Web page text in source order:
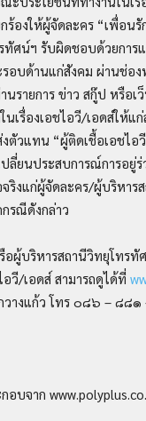
ร้องให้ผู้จัดละคร “เพื่อน
ทัศน์ฯ รับผิดชอบด้วยการ
อบด้านแก่สังคม ผ่านช่อง
นรายการ ข่าว สกู๊ป หรือเ
นเรื่องเอชไอวี/เอดส์ให้แ
ตัวแทน “ผู้ติดเชื้อเอชไอ
ปลี่ยนประสบการณ์การอยู่
ริงแก่ผู้จัดละคร/ผู้บริหาร
รณีดังกล่าว
อผู้บริหารสถานีวิทยุโทรทั
อวี/เอดส์ สามารถดูได้ที่
างแก้ว โทร ๐๘๖ – ๘๘
บจาก